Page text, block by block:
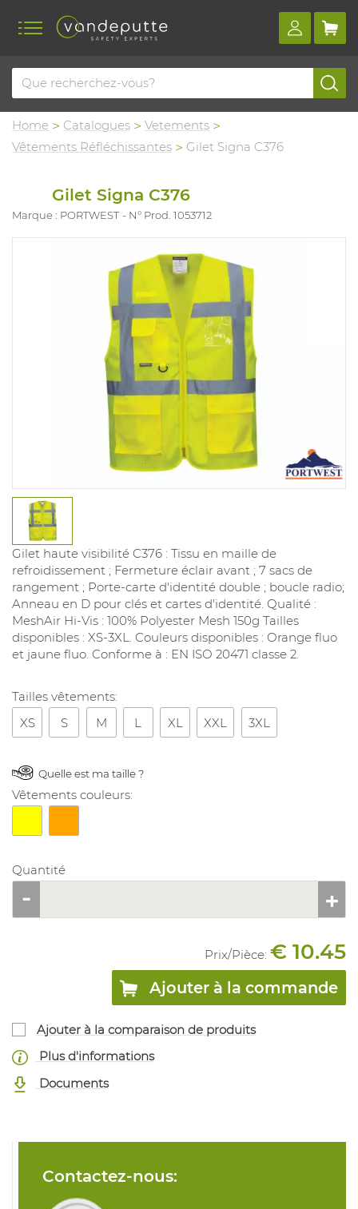
Home Catalogues
Vetements
Vêtements Réfléchissantes
Gilet Signa C376
Gilet Signa C376
Marque : PORTWEST N° Prod. 1053712
Gilet haute visibilité C376 : Tissu en maille de
refroidissement ; Fermeture éclair avant ; 7 sacs de
rangement ; Porte-carte d'identité double ; boucle radio;
Anneau en D pour clés et cartes d'identité. Qualité :
MeshAir Hi-Vis : 100% Polyester Mesh 150g Tailles
disponibles : XS-3XL. Couleurs disponibles : Orange fluo
et jaune fluo. Conforme à : EN ISO 20471 classe 2.
Tailles vêtements:
XS
S M L XL XXL 3XL
Quelle est ma taille ?
Vêtements couleurs:
Quantité
Prix/Pièce: € 10.45
Ajouter à la commande
Ajouter à la comparaison de produits
Plus d'informations
Documents
Contactez-nous: